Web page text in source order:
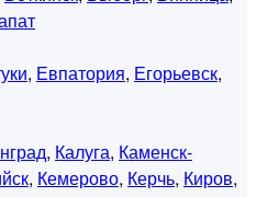
, Евпатория, Егорьевск,
, Калуга, Каменск-
, Кемерово, Керчь, Киров,